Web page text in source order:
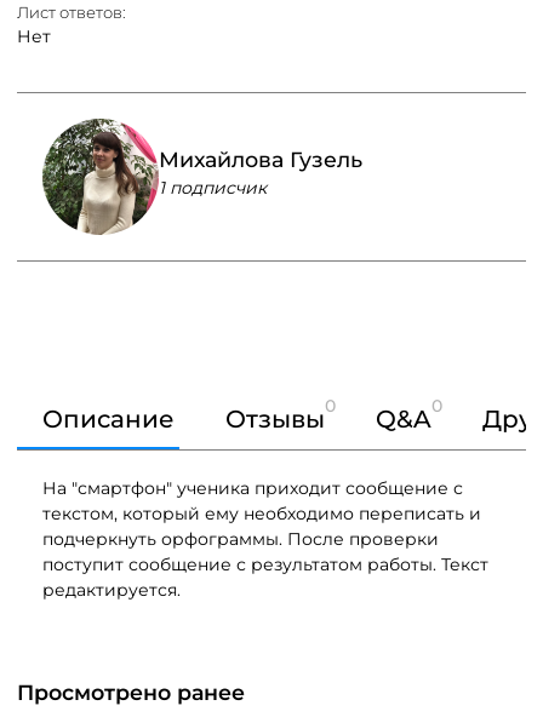
Лист ответов:
Нет
Михайлова Гузель
1 подписчик
Описание Отзывы0 Q&A0
На "смартфон" ученика приходит сообщение с
текстом, который ему необходимо переписать и
подчеркнуть орфограммы. После проверки
поступит сообщение с результатом работы. Текст
редактируется.
Просмотрено ранее